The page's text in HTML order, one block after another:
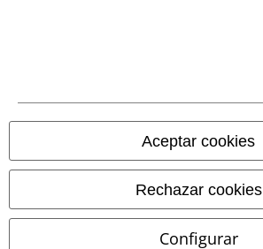
Aceptar cookies
Rechazar cookies
Configurar
© 1986-2026 E.M.P. Merchandising HGmbH
Tiendas EMP online